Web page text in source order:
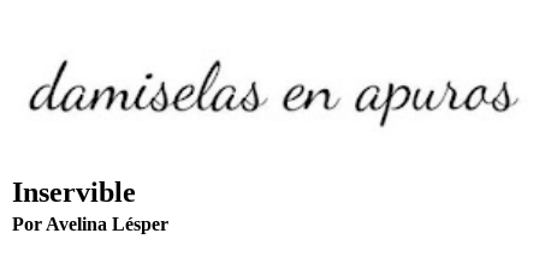
Inservible
Por Avelina Lésper